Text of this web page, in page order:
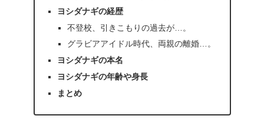
ヨシダナギの経歴
不登校、引きこもりの過去が…。
グラビアアイドル時代、両親の離婚…。
ヨシダナギの本名
ヨシダナギの年齢や身長
まとめ